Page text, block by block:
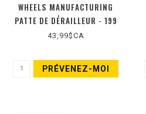
WHEELS MANUFACTURING
PATTE DE DÉRAILLEUR - 199
43,99$CA
PRÉVENEZ-MOI